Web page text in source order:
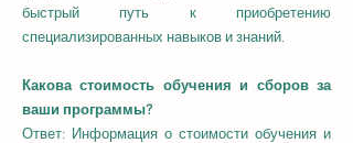
быстрый путь к приобретению
специализированных навыков и знаний.
Какова стоимость обучения и сборов за
ваши программы?
Ответ: Информация о стоимости обучения и